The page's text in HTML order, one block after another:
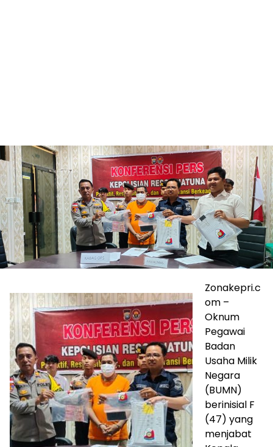
Zonakepri.c
om –
Oknum
Pegawai
Badan
Usaha Milik
Negara
(BUMN)
berinisial F
(47) yang
menjabat